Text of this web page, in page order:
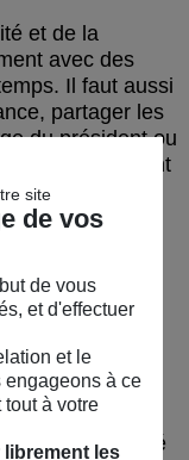
et de la
avec des
Il faut aussi
partager les
du président ou
très important
MAIF. Dans le
aux salariés
à des projets
un pilier de
?
compte,
étape de
culture, la santé
site
de vos
de vous
et d'effectuer
et le
engageons à ce
à votre
les